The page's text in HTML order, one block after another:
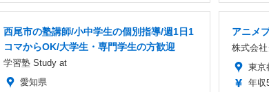
西尾市の塾講師/小中学生の個別指導/週1日1
コマからOK/大学生・専門学生の方歓迎
学習塾 Study at
愛知県
アニメ
株式会
東京
年収